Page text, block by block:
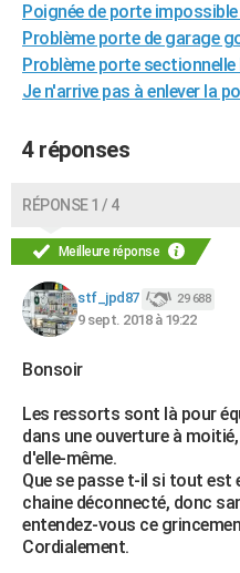
Dictionnaire
Biographies
Citations
Expressions
Proverbes
PROGRAMME TV
COPAINS D'AVANT
S'inscrire
Se connecter
Lycées
Collèges
Primaires
Universités
Entreprises
Service militaire
Avis de recherche
FORUM
Bricolage
Lifestyle
Culture
Sport
Auto
Television
Voyage
Cinema
Poignée de porte impossible
Problème porte de garage
Problème porte
Je n'arrive pas à enlever la
4 réponses
RÉPONSE 1 / 4
Meilleure réponse
stf_jpd87 29 688
9 sept. 2018 à 19:22
Bonsoir
Les ressorts sont là pour
dans une ouverture à
d'elle-même.
Que se passe t-il si tout est
chaine déconnecté, donc
entendez-vous ce
Cordialement.